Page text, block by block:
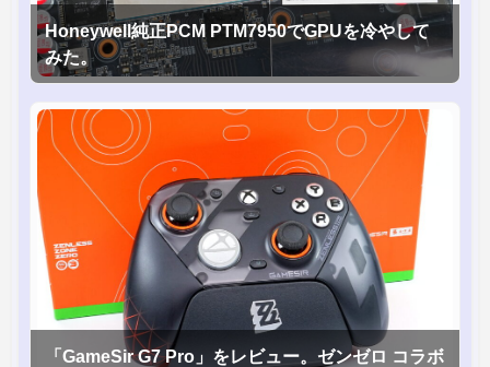
Honeywell純正PCM PTM7950でGPUを冷やして
みた。
「GameSir G7 Pro」をレビュー。ゼンゼロ コラボ